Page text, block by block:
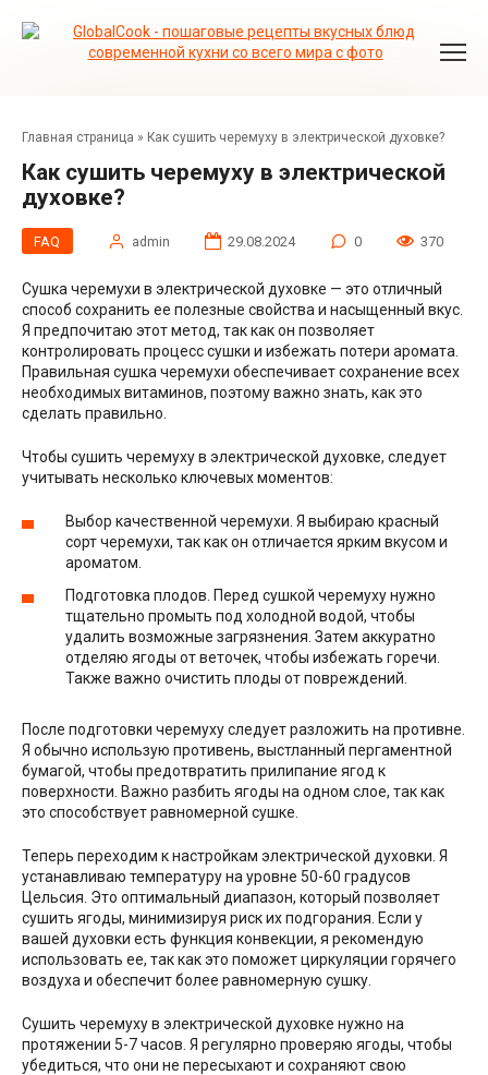
Главная страница » Как сушить черемуху в электрической духовке?
Как сушить черемуху в электрической
духовке?
FAQ admin 29.08.2024 0 370
Сушка черемухи в электрической духовке — это отличный
способ сохранить ее полезные свойства и насыщенный вкус.
Я предпочитаю этот метод, так как он позволяет
контролировать процесс сушки и избежать потери аромата.
Правильная сушка черемухи обеспечивает сохранение всех
необходимых витаминов, поэтому важно знать, как это
сделать правильно.
Чтобы сушить черемуху в электрической духовке, следует
учитывать несколько ключевых моментов:
Выбор качественной черемухи. Я выбираю красный
сорт черемухи, так как он отличается ярким вкусом и
ароматом.
Подготовка плодов. Перед сушкой черемуху нужно
тщательно промыть под холодной водой, чтобы
удалить возможные загрязнения. Затем аккуратно
отделяю ягоды от веточек, чтобы избежать горечи.
Также важно очистить плоды от повреждений.
После подготовки черемуху следует разложить на противне.
Я обычно использую противень, выстланный пергаментной
бумагой, чтобы предотвратить прилипание ягод к
поверхности. Важно разбить ягоды на одном слое, так как
это способствует равномерной сушке.
Теперь переходим к настройкам электрической духовки. Я
устанавливаю температуру на уровне 50-60 градусов
Цельсия. Это оптимальный диапазон, который позволяет
сушить ягоды, минимизируя риск их подгорания. Если у
вашей духовки есть функция конвекции, я рекомендую
использовать ее, так как это поможет циркуляции горячего
воздуха и обеспечит более равномерную сушку.
Сушить черемуху в электрической духовке нужно на
протяжении 5-7 часов. Я регулярно проверяю ягоды, чтобы
убедиться, что они не пересыхают и сохраняют свою